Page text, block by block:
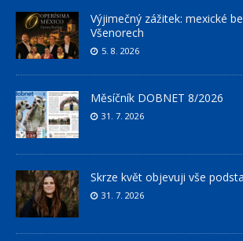
Výjimečný zážitek: mexické
Všenorech
5. 8. 2026
Měsíčník DOBNET 8/2026
31. 7. 2026
Skrze květ objevuji vše
31. 7. 2026